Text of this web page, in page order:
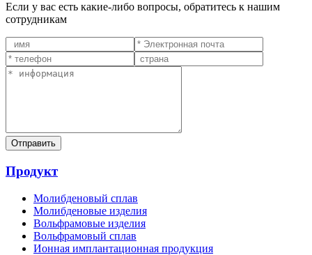
Если у вас есть какие-либо вопросы, обратитесь к нашим
сотрудникам
Продукт
Молибденовый сплав
Молибденовые изделия
Вольфрамовые изделия
Вольфрамовый сплав
Ионная имплантационная продукция